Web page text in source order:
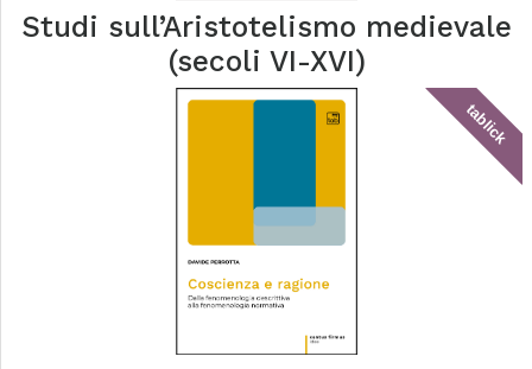
Studi sull’Aristotelismo medievale
(secoli VI-XVI)
tablick